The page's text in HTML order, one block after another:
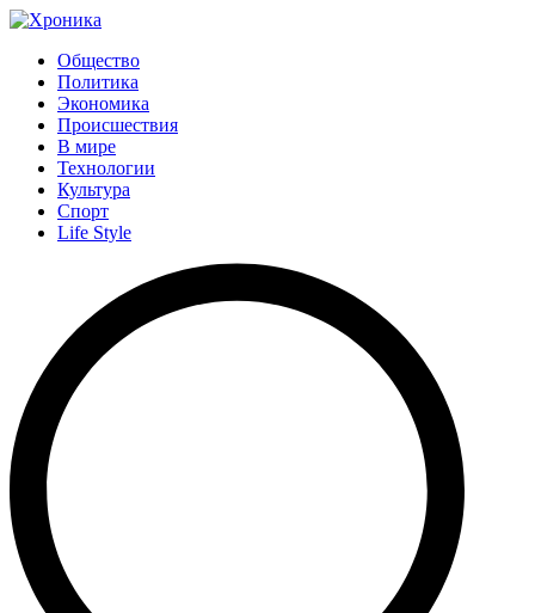
Общество
Политика
Экономика
Происшествия
В мире
Технологии
Культура
Спорт
Life Style